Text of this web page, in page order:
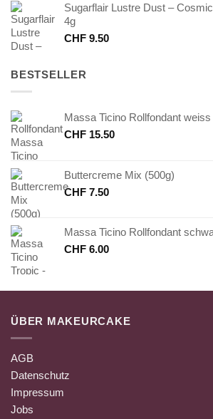
Sugarflair Lustre Dust –
4g
CHF 9.50
BESTSELLER
Massa Ticino Rollfondant
CHF 15.50
Buttercreme Mix (500g)
CHF 7.50
Massa Ticino Rollfondant
CHF 6.00
ÜBER MAKEURCAKE
AGB
Datenschutz
Impressum
Jobs